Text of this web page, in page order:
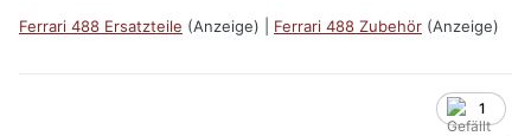
Ferrari 488 Ersatzteile (Anzeige) | Ferrari 488 Zubehör (Anzeige)
1